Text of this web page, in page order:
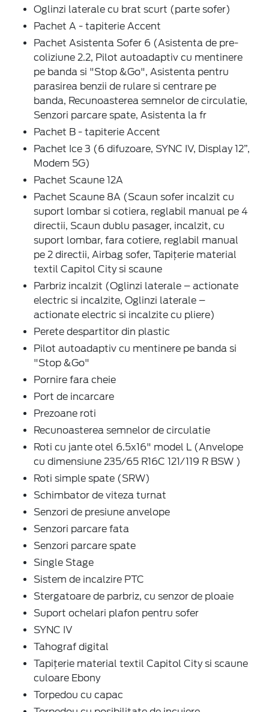
Oglinzi laterale cu brat scurt (parte sofer)
Pachet A - tapiterie Accent
Pachet Asistenta Sofer 6 (Asistenta de pre-
coliziune 2.2, Pilot autoadaptiv cu mentinere
pe banda si "Stop &Go", Asistenta pentru
parasirea benzii de rulare si centrare pe
banda, Recunoasterea semnelor de circulatie,
Senzori parcare spate, Asistenta la fr
Pachet B - tapiterie Accent
Pachet Ice 3 (6 difuzoare, SYNC IV, Display 12”,
Modem 5G)
Pachet Scaune 12A
Pachet Scaune 8A (Scaun sofer incalzit cu
suport lombar si cotiera, reglabil manual pe 4
directii, Scaun dublu pasager, incalzit, cu
suport lombar, fara cotiere, reglabil manual
pe 2 directii, Airbag sofer, Tapițerie material
textil Capitol City si scaune
Parbriz incalzit (Oglinzi laterale – actionate
electric si incalzite, Oglinzi laterale –
actionate electric si incalzite cu pliere)
Perete despartitor din plastic
Pilot autoadaptiv cu mentinere pe banda si
"Stop &Go"
Pornire fara cheie
Port de incarcare
Prezoane roti
Recunoasterea semnelor de circulatie
Roti cu jante otel 6.5x16" model L (Anvelope
cu dimensiune 235/65 R16C 121/119 R BSW )
Roti simple spate (SRW)
Schimbator de viteza turnat
Senzori de presiune anvelope
Senzori parcare fata
Senzori parcare spate
Single Stage
Sistem de incalzire PTC
Stergatoare de parbriz, cu senzor de ploaie
Suport ochelari plafon pentru sofer
SYNC IV
Tahograf digital
Tapițerie material textil Capitol City si scaune
culoare Ebony
Torpedou cu capac